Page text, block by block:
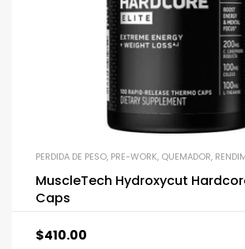
PERDIDA DE PESO, PRE-WORK, QUEMADOR,
MuscleTech Hydroxycut
Caps
$410.00